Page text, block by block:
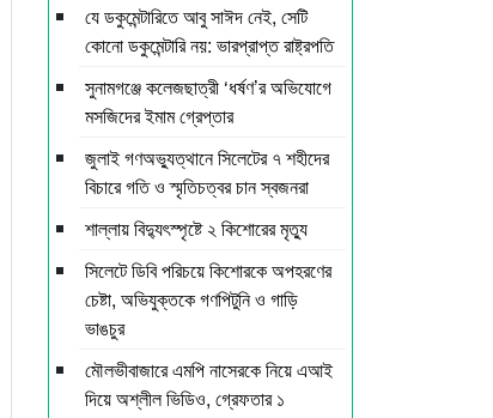
যে ডকুমেন্টারিতে আবু সাঈদ নেই, সেটি
কোনো ডকুমেন্টারি নয়: ভারপ্রাপ্ত রাষ্ট্রপতি
সুনামগঞ্জে কলেজছাত্রী ‘ধর্ষণ’র অভিযোগে
মসজিদের ইমাম গ্রেপ্তার
জুলাই গণঅভ্যুত্থানে সিলেটের ৭ শহীদের
বিচারে গতি ও স্মৃতিচত্বর চান স্বজনরা
শাল্লায় বিদ্যুৎস্পৃষ্টে ২ কিশোরের মৃত্যু
সিলেটে ডিবি পরিচয়ে কিশোরকে অপহরণের
চেষ্টা, অভিযুক্তকে গণপিটুনি ও গাড়ি
ভাঙচুর
মৌলভীবাজারে এমপি নাসেরকে নিয়ে এআই
দিয়ে অশ্লীল ভিডিও, গ্রেফতার ১